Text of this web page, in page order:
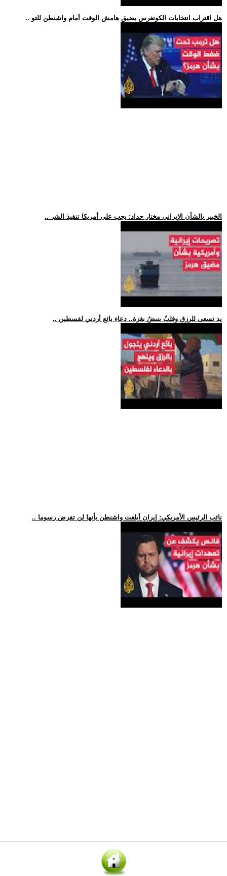
.. هل اقتراب انتخابات الكونغرس يضيق هامش الوقت أمام واشنطن للتو
.. الخبير بالشأن الإيراني مختار حداد: يجب على أمريكا تنفيذ الشر
.. يد تسعى للرزق وقلبٌ ينبضُ بغزة.. دعاء بائع أردني لفسطين
.. نائب الرئيس الأمريكي: إيران أبلغت واشنطن بأنها لن تفرض رسوما